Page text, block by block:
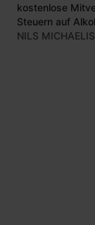
kostenlose
Steuern auf
NILS MICHAELIS